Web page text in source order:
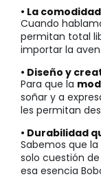
• La
Cuando
permitan total
importar la
• Diseño y
Para que la
soñar y a
les permitan
• Durabilidad
Sabemos que
solo cuestión
esa esencia